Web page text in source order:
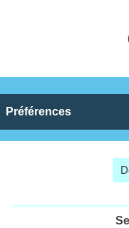
Préférences